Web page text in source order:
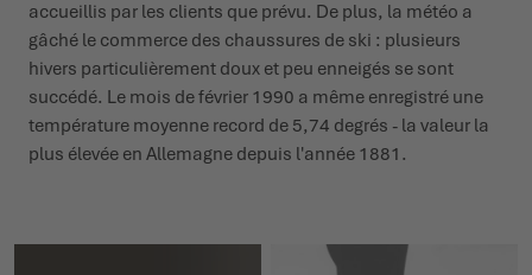
accueillis par les clients que prévu. De plus, la météo a
gâché le commerce des chaussures de ski : plusieurs
hivers particulièrement doux et peu enneigés se sont
succédé. Le mois de février 1990 a même enregistré une
température moyenne record de 5,74 degrés - la valeur la
plus élevée en Allemagne depuis l'année 1881.